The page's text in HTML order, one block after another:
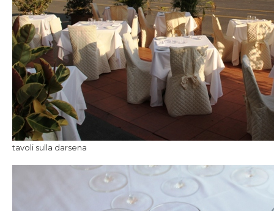
tavoli sulla darsena